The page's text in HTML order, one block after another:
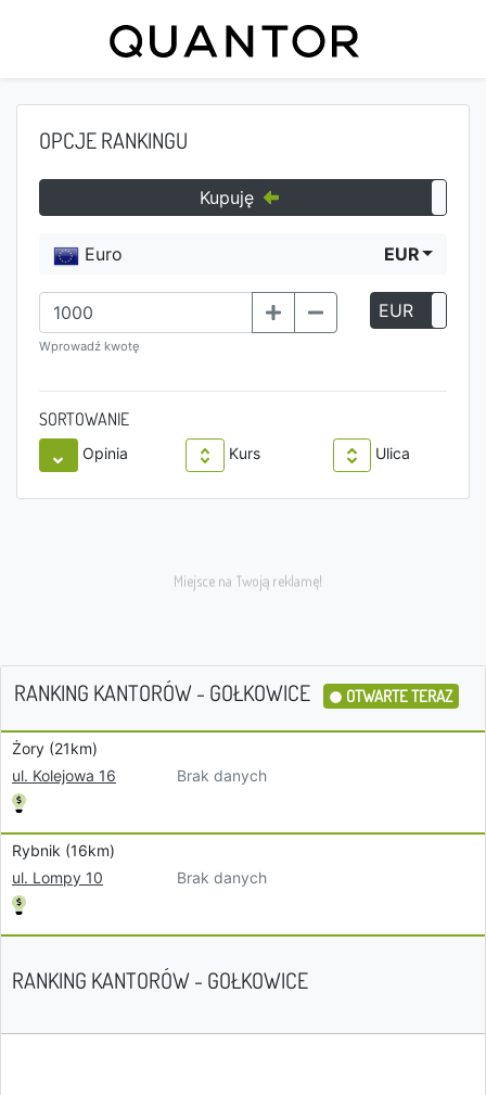
OPCJE RANKINGU
Kupuję
Euro EUR
Wprowadź kwotę
EUR
SORTOWANIE
Opinia Kurs Ulica
RANKING KANTORÓW - GOŁKOWICE OTWARTE TERAZ
Żory (21km)
ul. Kolejowa 16
Brak danych
Rybnik (16km)
ul. Lompy 10
Brak danych
RANKING KANTORÓW - GOŁKOWICE